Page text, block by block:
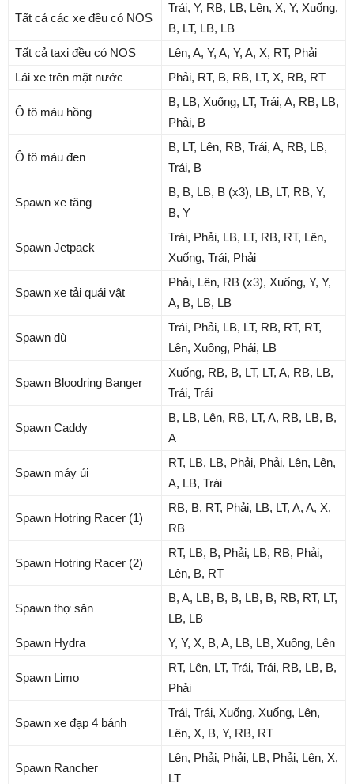
Tất cả các xe đều có NOS
Trái, Y, RB, LB, Lên, X, Y, Xuống,
B, LT, LB, LB
Tất cả taxi đều có NOS
Lên, A, Y, A, Y, A, X, RT, Phải
Lái xe trên mặt nước
Phải, RT, B, RB, LT, X, RB, RT
Ô tô màu hồng
B, LB, Xuống, LT, Trái, A, RB, LB,
Phải, B
Ô tô màu đen
B, LT, Lên, RB, Trái, A, RB, LB,
Trái, B
Spawn xe tăng
B, B, LB, B (x3), LB, LT, RB, Y,
B, Y
Spawn Jetpack
Trái, Phải, LB, LT, RB, RT, Lên,
Xuống, Trái, Phải
Spawn xe tải quái vật
Phải, Lên, RB (x3), Xuống, Y, Y,
A, B, LB, LB
Spawn dù
Trái, Phải, LB, LT, RB, RT, RT,
Lên, Xuống, Phải, LB
Spawn Bloodring Banger
Xuống, RB, B, LT, LT, A, RB, LB,
Trái, Trái
Spawn Caddy
B, LB, Lên, RB, LT, A, RB, LB, B,
A
Spawn máy ủi
RT, LB, LB, Phải, Phải, Lên, Lên,
A, LB, Trái
Spawn Hotring Racer (1)
RB, B, RT, Phải, LB, LT, A, A, X,
RB
Spawn Hotring Racer (2)
RT, LB, B, Phải, LB, RB, Phải,
Lên, B, RT
Spawn thợ săn
B, A, LB, B, B, LB, B, RB, RT, LT,
LB, LB
Spawn Hydra
Y, Y, X, B, A, LB, LB, Xuống, Lên
Spawn Limo
RT, Lên, LT, Trái, Trái, RB, LB, B,
Phải
Spawn xe đạp 4 bánh
Trái, Trái, Xuống, Xuống, Lên,
Lên, X, B, Y, RB, RT
Spawn Rancher
Lên, Phải, Phải, LB, Phải, Lên, X,
LT